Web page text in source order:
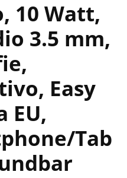
10 Watt,
3.5 mm,
Easy
EU,
Tab